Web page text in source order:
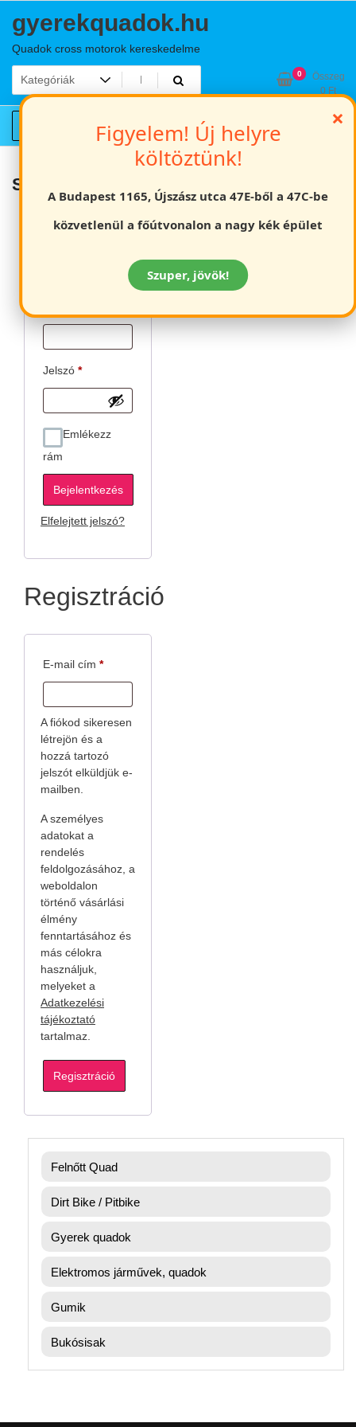
gyerekquadok.hu
Quadok cross motorok kereskedelme
0
Összeg
0 Ft
Saját fiókom
Bejelentkezés
Jelszó *Kötelező
Emlékezz
rám
Bejelentkezés
Elfelejtett jelszó?
Regisztráció
E-mail cím *Kötelező
A fiókod sikeresen
létrejön és a
hozzá tartozó
jelszót elküldjük e-
mailben.
A személyes
adatokat a
rendelés
feldolgozásához, a
weboldalon
történő vásárlási
élmény
fenntartásához és
más célokra
használjuk,
melyeket a
Adatkezelési
tájékoztató
tartalmaz.
Regisztráció
Felnőtt Quad
Dirt Bike / Pitbike
Gyerek quadok
Elektromos járművek, quadok
Gumik
Bukósisak
×
Figyelem! Új helyre
költöztünk!
A Budapest 1165, Újszász utca 47E-ből a 47C-be
közvetlenül a főútvonalon a nagy kék épület
Szuper, jövök!